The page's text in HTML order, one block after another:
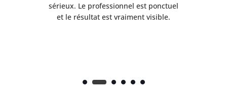
sérieux. Le professionnel est ponctuel
et le résultat est vraiment visible.